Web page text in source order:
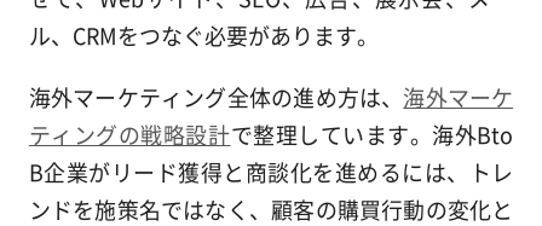
ル、CRMをつなぐ必要があります。
海外マーケティング全体の進め方は、 海外マーケ
ティングの戦略設計で整理しています。海外Bto
B企業がリード獲得と商談化を進めるには、トレ
ンドを施策名ではなく、顧客の購買行動の変化と